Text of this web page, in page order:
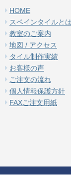
HOME
スペインタイルとは
教室のご案内
地図 / アクセス
タイル制作実績
お客様の声
ご注文の流れ
個人情報保護方針
FAXご注文用紙